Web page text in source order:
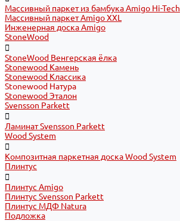
Массивный паркет из бамбука Amigo Hi-Tech
Массивный паркет Amigo XXL
Инженерная доска Amigo
StoneWood
StoneWood Венгерская ёлка
Stonewood Камень
Stonewood Классика
Stonewood Натура
Stonewood Эталон
Svensson Parkett
Ламинат Svensson Parkett
Wood System
Композитная паркетная доска Wood System
Плинтус
Плинтус Amigo
Плинтус Svensson Parkett
Плинтус МДФ Natura
Подложка